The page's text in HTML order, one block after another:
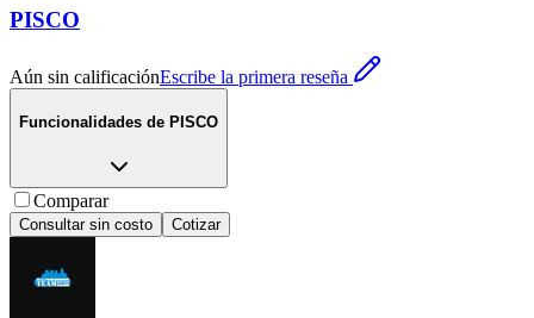
PISCO
Aún sin calificaciónEscribe la primera reseña
Funcionalidades de PISCO
Comparar
Consultar sin costo Cotizar